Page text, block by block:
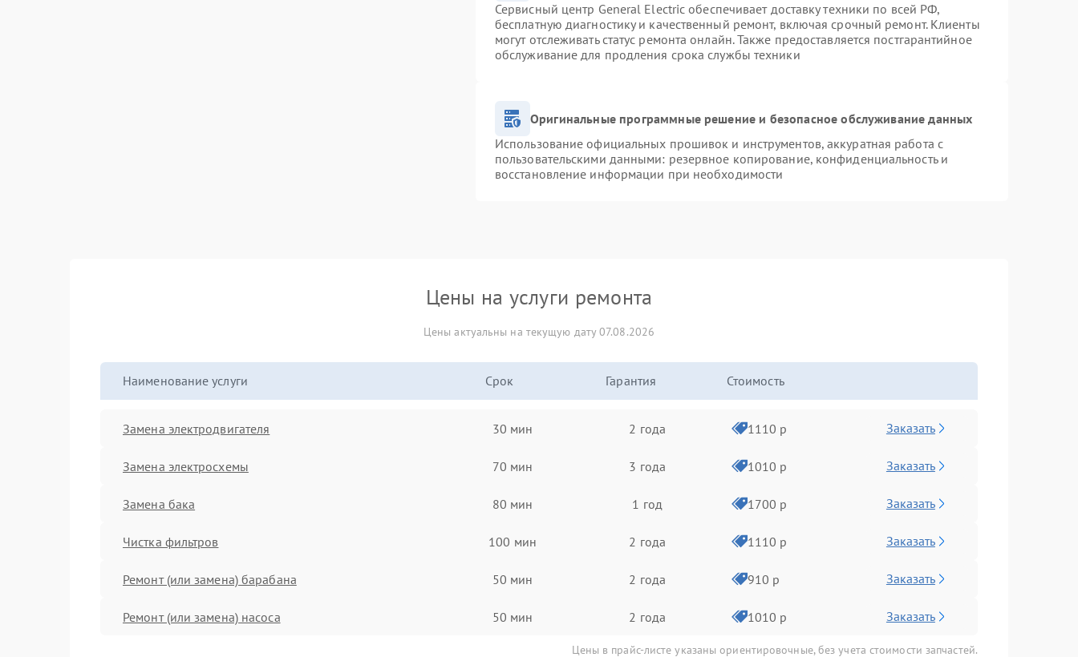
Сервисный центр General Electric обеспечивает доставку техники по всей РФ,
бесплатную диагностику и качественный ремонт, включая срочный ремонт. Клиенты
могут отслеживать статус ремонта онлайн. Также предоставляется постгарантийное
обслуживание для продления срока службы техники
Оригинальные программные решение и безопасное обслуживание данных
Использование официальных прошивок и инструментов, аккуратная работа с
пользовательскими данными: резервное копирование, конфиденциальность и
восстановление информации при необходимости
Цены на услуги ремонта
Цены актуальны на текущую дату 07.08.2026
Наименование услуги Срок Гарантия Стоимость
Замена электродвигателя 30 мин 2 года 1110 р Заказать
Замена электросхемы 70 мин 3 года 1010 р Заказать
Замена бака 80 мин 1 год 1700 р Заказать
Чистка фильтров 100 мин 2 года 1110 р Заказать
Ремонт (или замена) барабана 50 мин 2 года 910 р Заказать
Ремонт (или замена) насоса 50 мин 2 года 1010 р Заказать
Цены в прайс-листе указаны ориентировочные, без учета стоимости запчастей.